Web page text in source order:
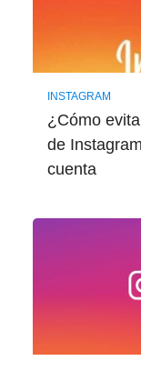
INSTAGRAM
¿Cómo
de
cuenta